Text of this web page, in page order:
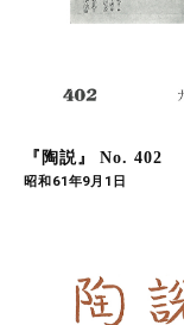
『陶説』 No. 402
昭和61年9月1日